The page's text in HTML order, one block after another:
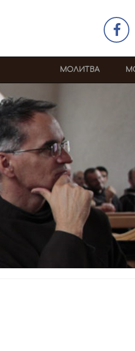
МОЛИТВА